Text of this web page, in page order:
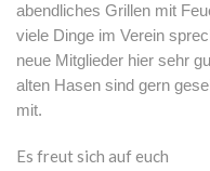
abendliches Grillen mit
viele Dinge im Verein
neue Mitglieder hier sehr
alten Hasen sind gern
mit.
Es freut sich auf euch